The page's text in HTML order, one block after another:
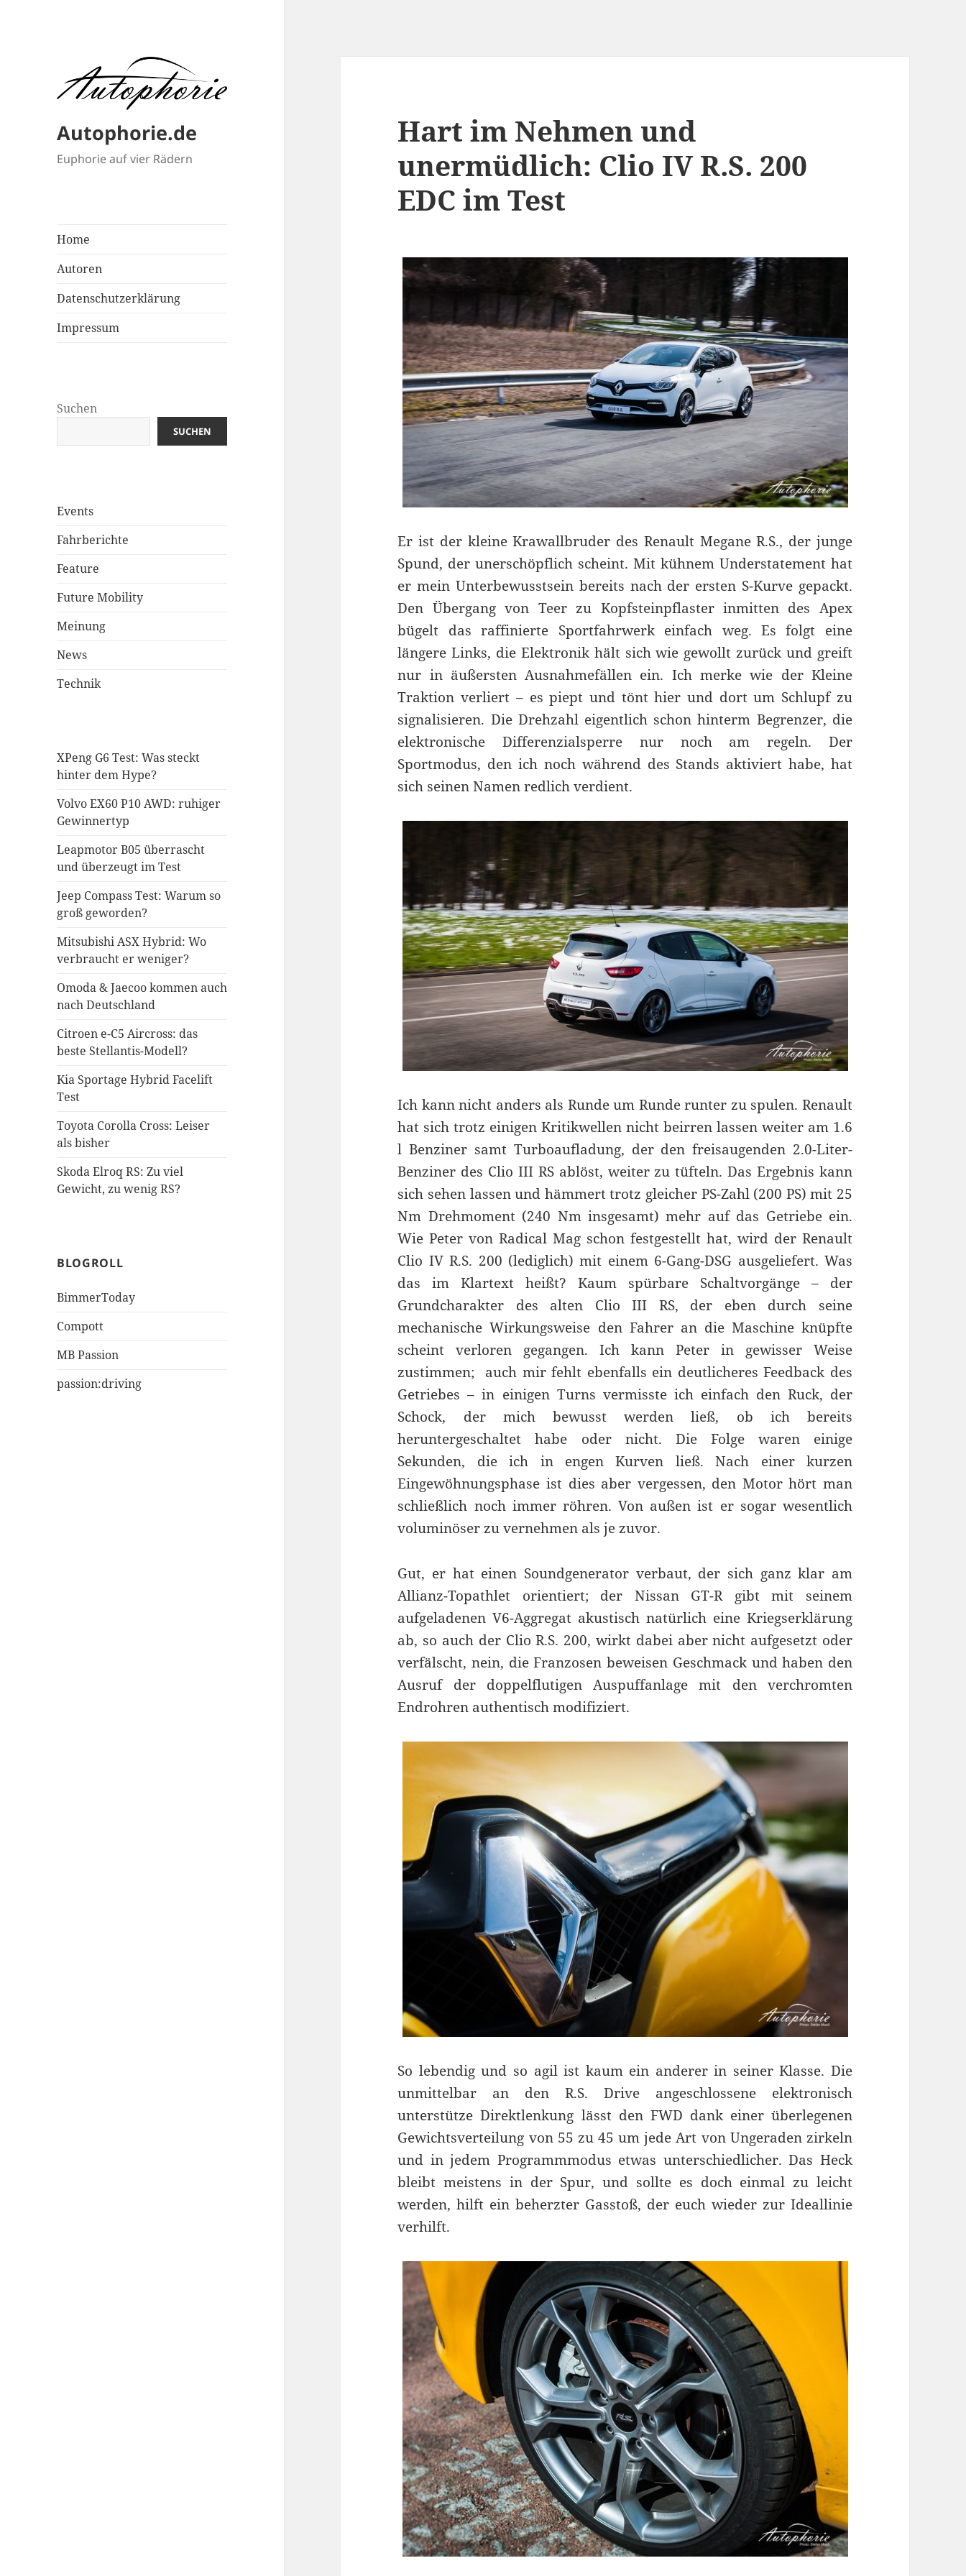
Autophorie.de
Euphorie auf vier Rädern
Home
Autoren
Datenschutzerklärung
Impressum
Suchen
SUCHEN
Events
Fahrberichte
Feature
Future Mobility
Meinung
News
Technik
XPeng G6 Test: Was steckt
hinter dem Hype?
Volvo EX60 P10 AWD: ruhiger
Gewinnertyp
Leapmotor B05 überrascht
und überzeugt im Test
Jeep Compass Test: Warum so
groß geworden?
Mitsubishi ASX Hybrid: Wo
verbraucht er weniger?
Omoda & Jaecoo kommen auch
nach Deutschland
Citroen e-C5 Aircross: das
beste Stellantis-Modell?
Kia Sportage Hybrid Facelift
Test
Toyota Corolla Cross: Leiser
als bisher
Skoda Elroq RS: Zu viel
Gewicht, zu wenig RS?
BLOGROLL
BimmerToday
Compott
MB Passion
passion:driving
Hart im Nehmen und
unermüdlich: Clio IV R.S. 200
EDC im Test
Er ist der kleine Krawallbruder des Renault Megane R.S., der junge
Spund, der unerschöpflich scheint. Mit kühnem Understatement hat
er mein Unterbewusstsein bereits nach der ersten S-Kurve gepackt.
Den Übergang von Teer zu Kopfsteinpflaster inmitten des Apex
bügelt das raffinierte Sportfahrwerk einfach weg. Es folgt eine
längere Links, die Elektronik hält sich wie gewollt zurück und greift
nur in äußersten Ausnahmefällen ein. Ich merke wie der Kleine
Traktion verliert – es piept und tönt hier und dort um Schlupf zu
signalisieren. Die Drehzahl eigentlich schon hinterm Begrenzer, die
elektronische Differenzialsperre nur noch am regeln. Der
Sportmodus, den ich noch während des Stands aktiviert habe, hat
sich seinen Namen redlich verdient.
Ich kann nicht anders als Runde um Runde runter zu spulen. Renault
hat sich trotz einigen Kritikwellen nicht beirren lassen weiter am 1.6
l Benziner samt Turboaufladung, der den freisaugenden 2.0-Liter-
Benziner des Clio III RS ablöst, weiter zu tüfteln. Das Ergebnis kann
sich sehen lassen und hämmert trotz gleicher PS-Zahl (200 PS) mit 25
Nm Drehmoment (240 Nm insgesamt) mehr auf das Getriebe ein.
Wie Peter von Radical Mag schon festgestellt hat, wird der Renault
Clio IV R.S. 200 (lediglich) mit einem 6-Gang-DSG ausgeliefert. Was
das im Klartext heißt? Kaum spürbare Schaltvorgänge – der
Grundcharakter des alten Clio III RS, der eben durch seine
mechanische Wirkungsweise den Fahrer an die Maschine knüpfte
scheint verloren gegangen. Ich kann Peter in gewisser Weise
zustimmen; auch mir fehlt ebenfalls ein deutlicheres Feedback des
Getriebes – in einigen Turns vermisste ich einfach den Ruck, der
Schock, der mich bewusst werden ließ, ob ich bereits
heruntergeschaltet habe oder nicht. Die Folge waren einige
Sekunden, die ich in engen Kurven ließ. Nach einer kurzen
Eingewöhnungsphase ist dies aber vergessen, den Motor hört man
schließlich noch immer röhren. Von außen ist er sogar wesentlich
voluminöser zu vernehmen als je zuvor.
Gut, er hat einen Soundgenerator verbaut, der sich ganz klar am
Allianz-Topathlet orientiert; der Nissan GT-R gibt mit seinem
aufgeladenen V6-Aggregat akustisch natürlich eine Kriegserklärung
ab, so auch der Clio R.S. 200, wirkt dabei aber nicht aufgesetzt oder
verfälscht, nein, die Franzosen beweisen Geschmack und haben den
Ausruf der doppelflutigen Auspuffanlage mit den verchromten
Endrohren authentisch modifiziert.
So lebendig und so agil ist kaum ein anderer in seiner Klasse. Die
unmittelbar an den R.S. Drive angeschlossene elektronisch
unterstütze Direktlenkung lässt den FWD dank einer überlegenen
Gewichtsverteilung von 55 zu 45 um jede Art von Ungeraden zirkeln
und in jedem Programmmodus etwas unterschiedlicher. Das Heck
bleibt meistens in der Spur, und sollte es doch einmal zu leicht
werden, hilft ein beherzter Gasstoß, der euch wieder zur Ideallinie
verhilft.